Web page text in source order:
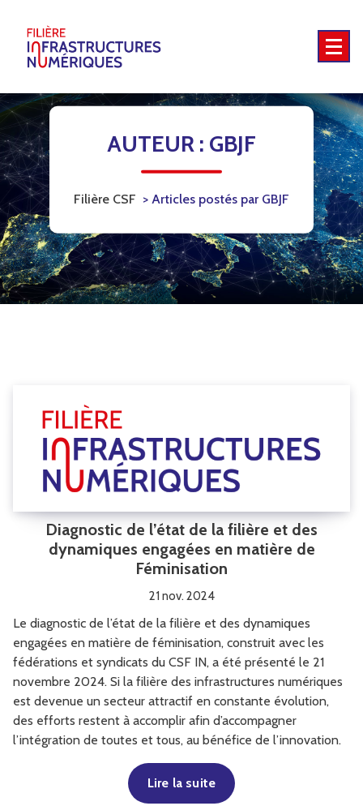
content
AUTEUR : GBJF
Filière CSF > Articles postés par GBJF
Diagnostic de l’état de la filière et des
dynamiques engagées en matière de
Féminisation
21 nov. 2024
Le diagnostic de l’état de la filière et des dynamiques
engagées en matière de féminisation, construit avec les
fédérations et syndicats du CSF IN, a été présenté le 21
novembre 2024. Si la filière des infrastructures numériques
est devenue un secteur attractif en constante évolution,
des efforts restent à accomplir afin d’accompagner
l’intégration de toutes et tous, au bénéfice de l’innovation.
Lire la suite